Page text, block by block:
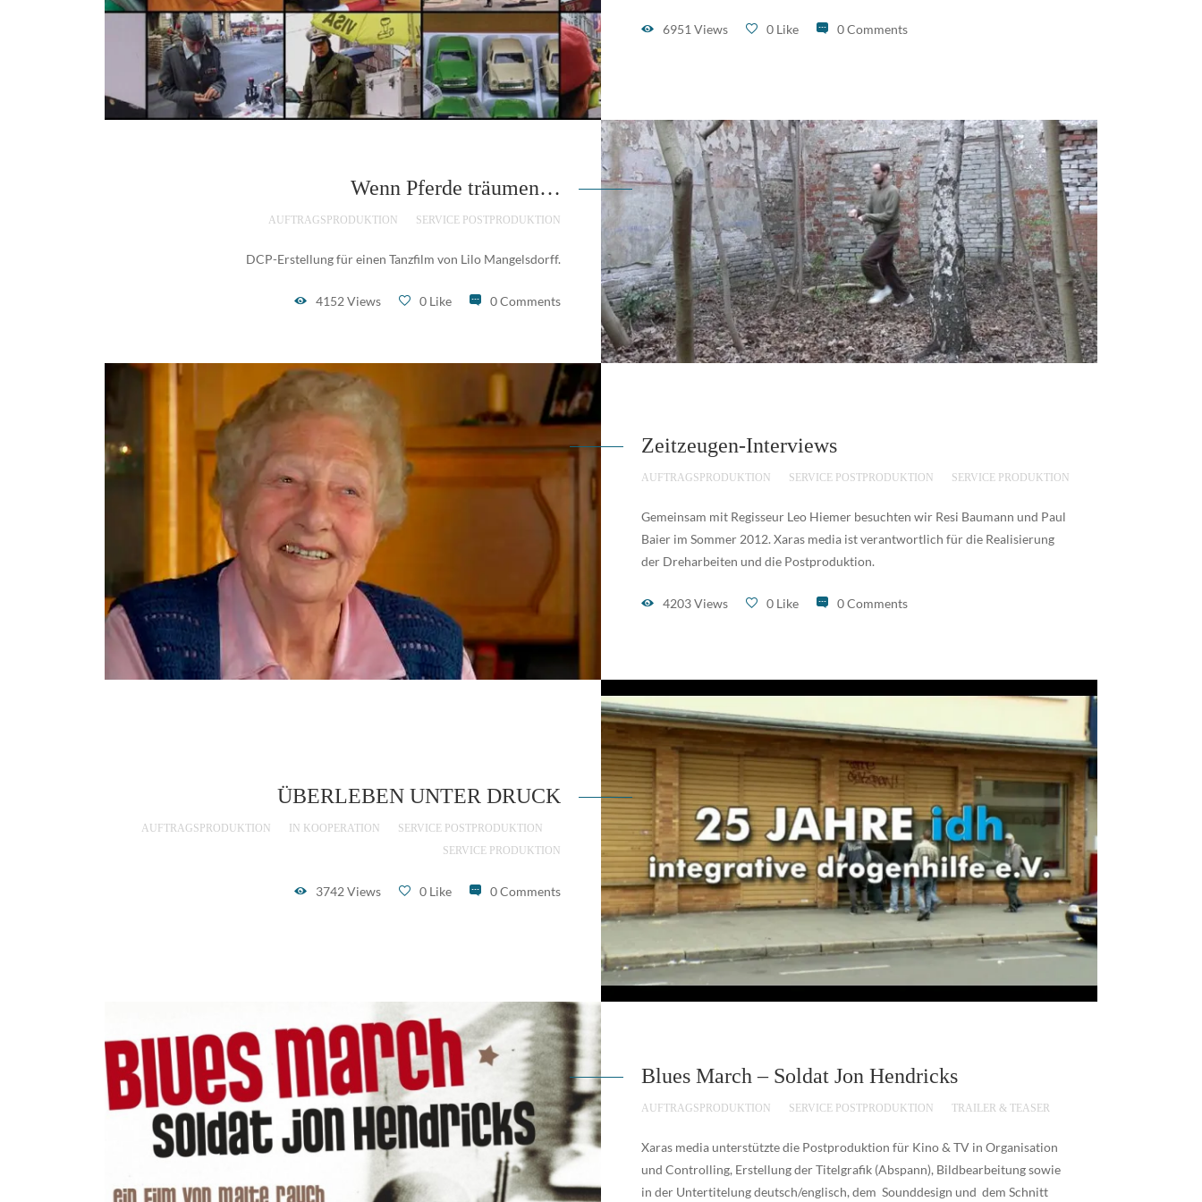
6951 Views 0 Like 0 Comments
Wenn Pferde träumen…
AUFTRAGSPRODUKTION SERVICE POSTPRODUKTION
DCP-Erstellung für einen Tanzfilm von Lilo Mangelsdorff.
4152 Views 0 Like 0 Comments
Zeitzeugen-Interviews
AUFTRAGSPRODUKTION SERVICE POSTPRODUKTION SERVICE PRODUKTION
Gemeinsam mit Regisseur Leo Hiemer besuchten wir Resi Baumann und Paul
Baier im Sommer 2012. Xaras media ist verantwortlich für die Realisierung
der Dreharbeiten und die Postproduktion.
4203 Views 0 Like 0 Comments
ÜBERLEBEN UNTER DRUCK
AUFTRAGSPRODUKTION IN KOOPERATION
SERVICE POSTPRODUKTION
SERVICE PRODUKTION
3742 Views 0 Like 0 Comments
Blues March – Soldat Jon Hendricks
AUFTRAGSPRODUKTION SERVICE POSTPRODUKTION TRAILER & TEASER
Xaras media unterstützte die Postproduktion für Kino & TV in Organisation
und Controlling, Erstellung der Titelgrafik (Abspann), Bildbearbeitung sowie
in der Untertitelung deutsch/englisch, dem Sounddesign und dem Schnitt